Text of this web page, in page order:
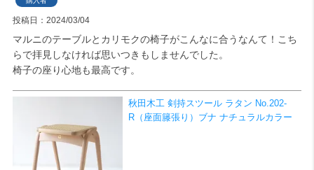
投稿日 2024/03/04
マルニのテーブルとカリモクの椅子がこんなに合うなんて！こち
らで拝見しなければ思いつきもしませんでした。
椅子の座り心地も最高です。
秋田木工 剣持スツール ラタン No.202-
R（座面籐張り）ブナ ナチュラルカラー